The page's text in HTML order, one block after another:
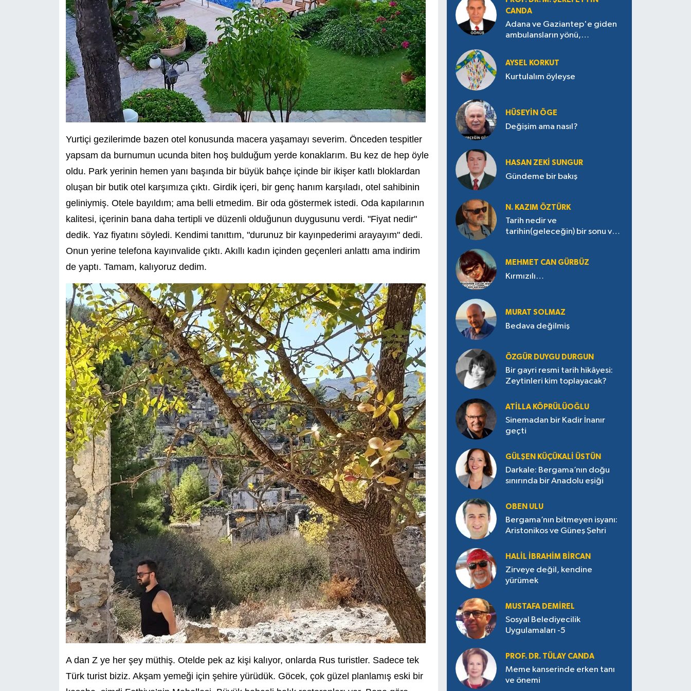
Yurtiçi gezilerimde bazen otel konusunda macera yaşamayı severim. Önceden tespitler
yapsam da burnumun ucunda biten hoş bulduğum yerde konaklarım. Bu kez de hep öyle
oldu. Park yerinin hemen yanı başında bir büyük bahçe içinde bir ikişer katlı bloklardan
oluşan bir butik otel karşımıza çıktı. Girdik içeri, bir genç hanım karşıladı, otel sahibinin
geliniymiş. Otele bayıldım; ama belli etmedim. Bir oda göstermek istedi. Oda kapılarının
kalitesi, içerinin bana daha tertipli ve düzenli olduğunun duygusunu verdi. "Fiyat nedir"
dedik. Yaz fiyatını söyledi. Kendimi tanıttım, "durunuz bir kayınpederimi arayayım" dedi.
Onun yerine telefona kayınvalide çıktı. Akıllı kadın içinden geçenleri anlattı ama indirim
de yaptı. Tamam, kalıyoruz dedim.
A dan Z ye her şey müthiş. Otelde pek az kişi kalıyor, onlarda Rus turistler. Sadece tek
Türk turist biziz. Akşam yemeği için şehire yürüdük. Göcek, çok güzel planlamış eski bir
CANDA
Adana ve Gaziantep'e giden
ambulansların yönü,
AYSEL KORKUT
Kurtulalım öyleyse
HÜSEYIN ÖGE
Değişim ama nasıl?
HASAN ZEKI SUNGUR
Gündeme bir bakış
N. KAZIM ÖZTÜRK
Tarih nedir ve
tarihin(geleceğin) bir sonu var
MEHMET CAN GÜRBÜZ
Kırmızılı…
MURAT SOLMAZ
Bedava değilmiş
ÖZGÜR DUYGU DURGUN
Bir gayri resmi tarih hikâyesi:
Zeytinleri kim toplayacak?
ATILLA KÖPRÜLÜOĞLU
Sinemadan bir Kadir İnanır
geçti
GÜLŞEN KÜÇÜKALI ÜSTÜN
Darkale: Bergama’nın doğu
sınırında bir Anadolu eşiği
OBEN ULU
Bergama’nın bitmeyen isyanı:
Aristonikos ve Güneş Şehri
HALIL İBRAHIM BIRCAN
Zirveye değil, kendine
yürümek
MUSTAFA DEMIREL
Sosyal Belediyecilik
Uygulamaları -5
PROF. DR. TÜLAY CANDA
Meme kanserinde erken tanı
ve önemi